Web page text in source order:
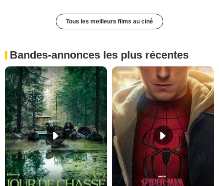
Tous les meilleurs films au ciné
Bandes-annonces les plus récentes